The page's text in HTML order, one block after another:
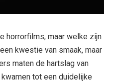
horrorfilms, maar welke zijn
kwestie van smaak, maar
maten de hartslag van
tot een duidelijke